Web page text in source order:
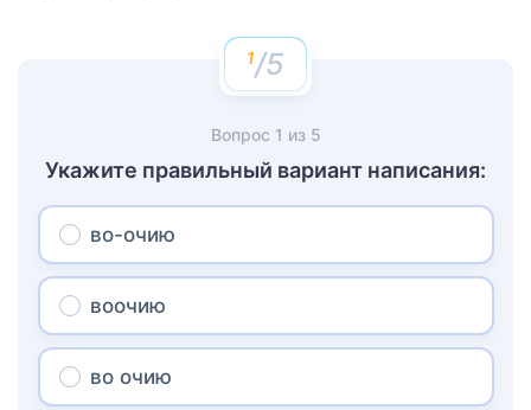
/5
Вопрос 1 из 5
Укажите правильный вариант написания:
во-очию
воочию
во очию